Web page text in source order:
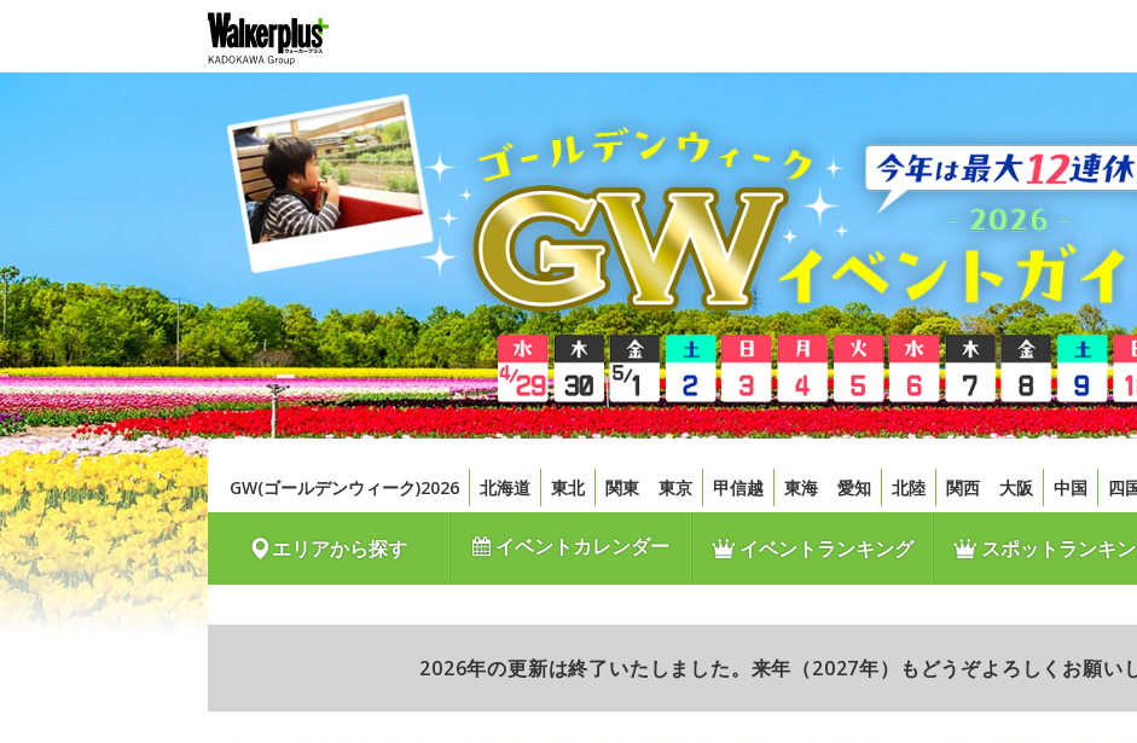
GW(ゴールデンウィーク)2026 北海道 東北 関東 東京 甲信越 東海 愛知 北陸 関西 大阪 中国 四
エリアから探す イベントカレンダー イベントランキング スポットランキ
2026年の更新は終了いたしました。来年（2027年）もどうぞよろしくお願いし